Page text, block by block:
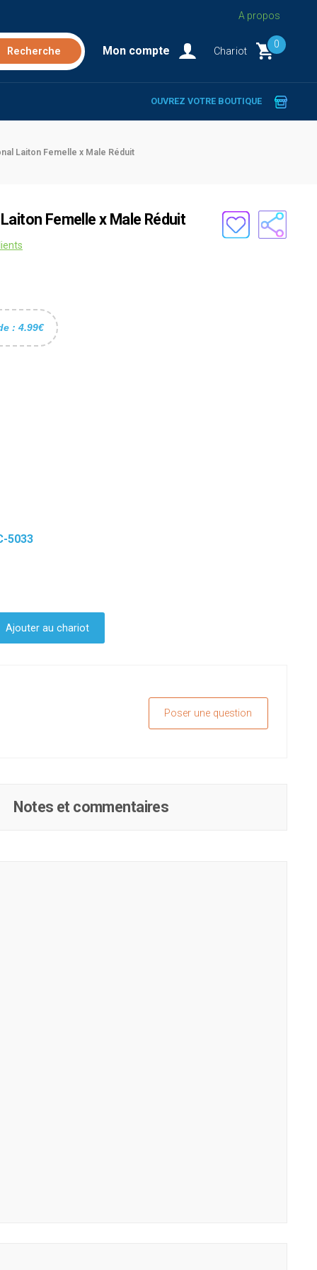
A propos
Mon compte Chariot
0
OUVREZ VOTRE BOUTIQUE
Laiton Femelle x Male Réduit
Femelle x Male Réduit
: 4.99€
5033
Ajouter au chariot
Poser une question
Notes et commentaires